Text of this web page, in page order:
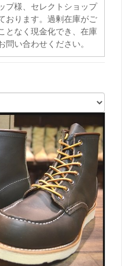
プ様、セレクトショップ
おります。過剰在庫がご
となく現金化でき、在庫
い合わせください。